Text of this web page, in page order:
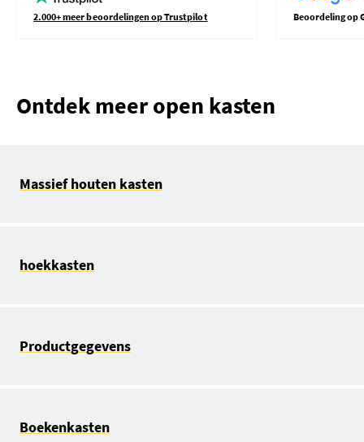
2.000+ meer beoordelingen op Trustpilot Beoordeling op
Ontdek meer open kasten
Massief houten kasten
hoekkasten
Productgegevens
Boekenkasten